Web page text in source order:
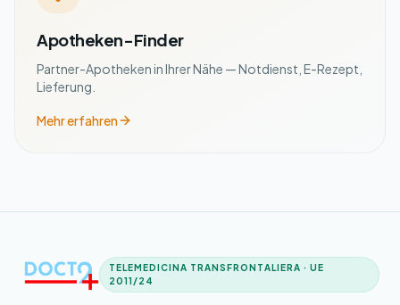
Apotheken-Finder
Partner-Apotheken in Ihrer Nähe — Notdienst, E-Rezept,
Lieferung.
Mehr erfahren
TELEMEDICINA TRANSFRONTALIERA · UE
2011/24